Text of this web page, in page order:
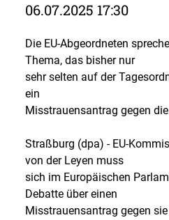
06.07.2025 17:30
Die EU-Abgeordneten
Thema, das bisher nur
sehr selten auf der
ein
Misstrauensantrag gegen
Straßburg (dpa) - EU-
von der Leyen muss
sich im Europäischen
Debatte über einen
Misstrauensantrag gegen